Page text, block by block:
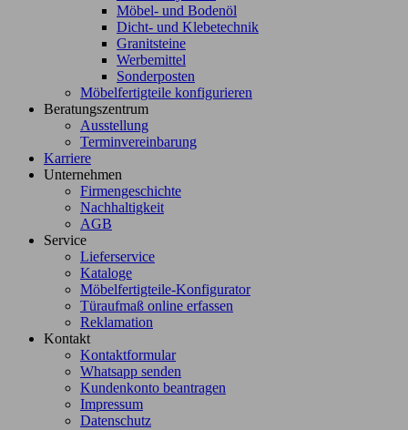
Möbel- und Bodenöl
Dicht- und Klebetechnik
Granitsteine
Werbemittel
Sonderposten
Möbelfertigteile konfigurieren
Beratungszentrum
Ausstellung
Terminvereinbarung
Karriere
Unternehmen
Firmengeschichte
Nachhaltigkeit
AGB
Service
Lieferservice
Kataloge
Möbelfertigteile-Konfigurator
Türaufmaß online erfassen
Reklamation
Kontakt
Kontaktformular
Whatsapp senden
Kundenkonto beantragen
Impressum
Datenschutz